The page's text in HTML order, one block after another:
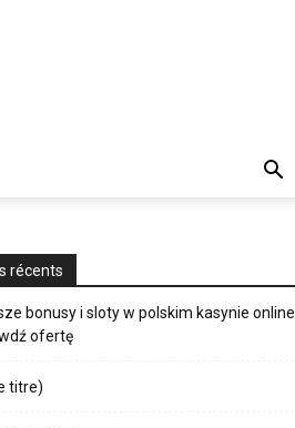
récents
bonusy i sloty w polskim kasynie online
ofertę
titre)